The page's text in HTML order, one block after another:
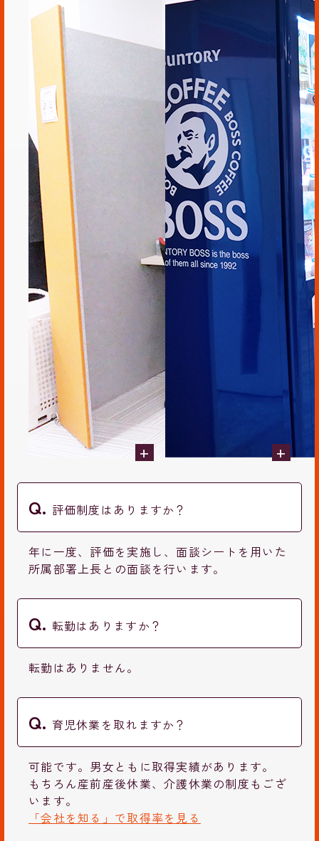
+ +
評価制度はありますか？
年に一度、評価を実施し、面談シートを用いた
所属部署上長との面談を行います。
転勤はありますか？
転勤はありません。
育児休業を取れますか？
可能です。男女ともに取得実績があります。
もちろん産前産後休業、介護休業の制度もござ
います。
「会社を知る」で取得率を見る